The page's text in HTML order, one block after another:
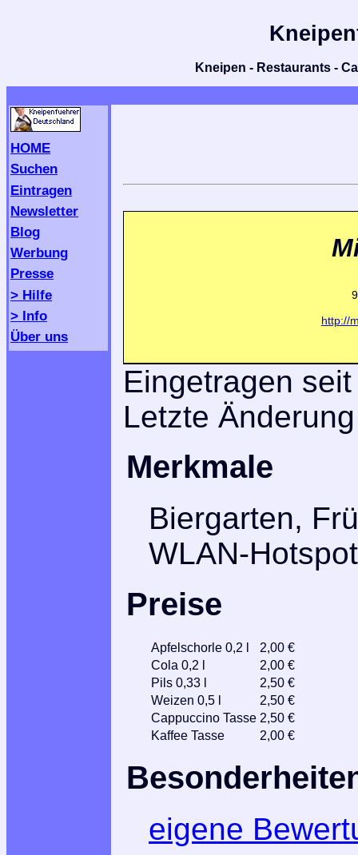
Kneipen - Restaurants -
HOME
Suchen
Eintragen
Newsletter
Blog
Werbung
Presse
> Hilfe
> Info
Über uns
http://
Eingetragen
Letzte
Merkmale
Biergarten,
WLAN-Hotspot
Preise
Apfelschorle 0,2 l
2,00 €
Cola 0,2 l
2,00 €
Pils 0,33 l
2,50 €
Weizen 0,5 l
2,50 €
Cappuccino Tasse 2,50 €
Kaffee Tasse
2,00 €
eigene